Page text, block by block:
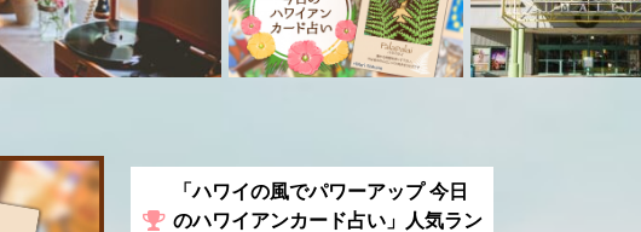
カ
フ
ェ
イ
「ハワイの風でパワーアップ 今日
のハワイアンカード占い」人気ラン